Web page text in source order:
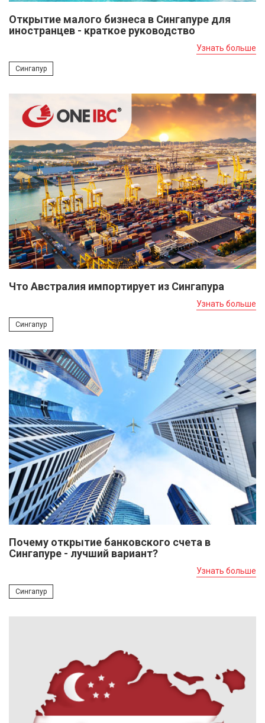
Открытие малого бизнеса в Сингапуре для
иностранцев - краткое руководство
Узнать больше
Сингапур
Что Австралия импортирует из Сингапура
Узнать больше
Сингапур
Почему открытие банковского счета в
Сингапуре - лучший вариант?
Узнать больше
Сингапур